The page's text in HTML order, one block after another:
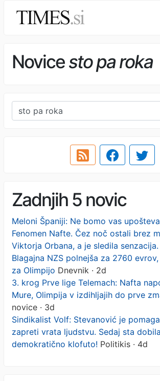
Novicesto pa roka
Zadnjih 5 novic
Meloni Španiji: Ne bomo vas
Fenomen Nafte. Čez noč ostali brez
Viktorja Orbana, a je sledila senzacija.
Blagajna NZS polnejša za 2760
za Olimpijo Dnevnik · 2d
3. krog Prve lige Telemach: Nafta
Mure, Olimpija v izdihljajih do prve
novice · 3d
Sindikalist Volf: Stevanović je
zapreti vrata ljudstvu. Sedaj sta
demokratično klofuto! Politikis · 4d